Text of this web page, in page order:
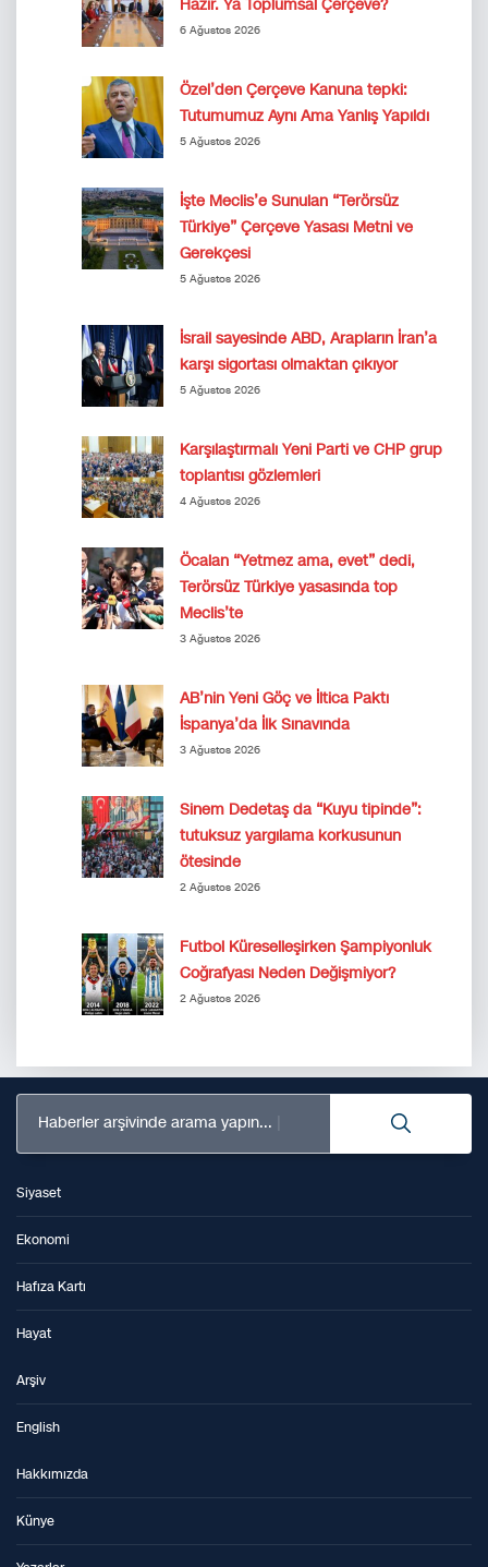
Hazır. Ya Toplumsal Çerçeve?
6 Ağustos 2026
Özel’den Çerçeve Kanuna tepki:
Tutumumuz Aynı Ama Yanlış Yapıldı
5 Ağustos 2026
İşte Meclis’e Sunulan “Terörsüz
Türkiye” Çerçeve Yasası Metni ve
Gerekçesi
5 Ağustos 2026
İsrail sayesinde ABD, Arapların İran’a
karşı sigortası olmaktan çıkıyor
5 Ağustos 2026
Karşılaştırmalı Yeni Parti ve CHP grup
toplantısı gözlemleri
4 Ağustos 2026
Öcalan “Yetmez ama, evet” dedi,
Terörsüz Türkiye yasasında top
Meclis’te
3 Ağustos 2026
AB’nin Yeni Göç ve İltica Paktı
İspanya’da İlk Sınavında
3 Ağustos 2026
Sinem Dedetaş da “Kuyu tipinde”:
tutuksuz yargılama korkusunun
ötesinde
2 Ağustos 2026
Futbol Küreselleşirken Şampiyonluk
Coğrafyası Neden Değişmiyor?
2 Ağustos 2026
Haberler arşivinde arama yapın...
Siyaset
Ekonomi
Hafıza Kartı
Hayat
Arşiv
English
Hakkımızda
Künye